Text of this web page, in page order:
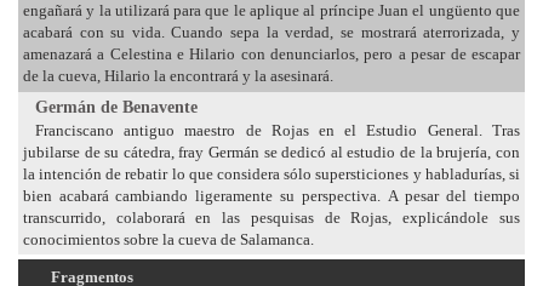
engañará y la utilizará para que le aplique al príncipe Juan el ungüento que
acabará con su vida. Cuando sepa la verdad, se mostrará aterrorizada, y
amenazará a Celestina e Hilario con denunciarlos, pero a pesar de escapar
de la cueva, Hilario la encontrará y la asesinará.
Germán de Benavente
Franciscano antiguo maestro de Rojas en el Estudio General. Tras
jubilarse de su cátedra, fray Germán se dedicó al estudio de la brujería, con
la intención de rebatir lo que considera sólo supersticiones y habladurías, si
bien acabará cambiando ligeramente su perspectiva. A pesar del tiempo
transcurrido, colaborará en las pesquisas de Rojas, explicándole sus
conocimientos sobre la cueva de Salamanca.
Fragmentos